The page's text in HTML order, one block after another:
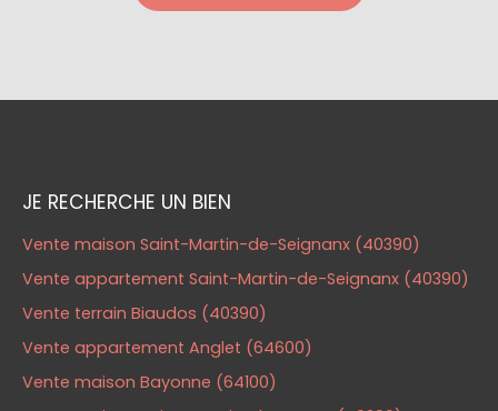
JE RECHERCHE UN BIEN
Vente maison Saint-Martin-de-Seignanx (40390)
Vente appartement Saint-Martin-de-Seignanx (40390)
Vente terrain Biaudos (40390)
Vente appartement Anglet (64600)
Vente maison Bayonne (64100)